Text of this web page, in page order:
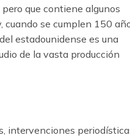
que contiene algunos
cuando se cumplen 150
estadounidense es una
de la vasta producción
intervenciones